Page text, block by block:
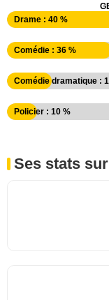
Drame : 40 %
Comédie : 36 %
Comédie dramatique :
Policier : 10 %
Ses stats